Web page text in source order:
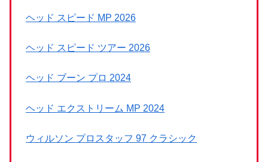
ヘッド スピード MP 2026
ヘッド スピード ツアー 2026
ヘッド ブーン プロ 2024
ヘッド エクストリーム MP 2024
ウィルソン プロスタッフ 97 クラシック